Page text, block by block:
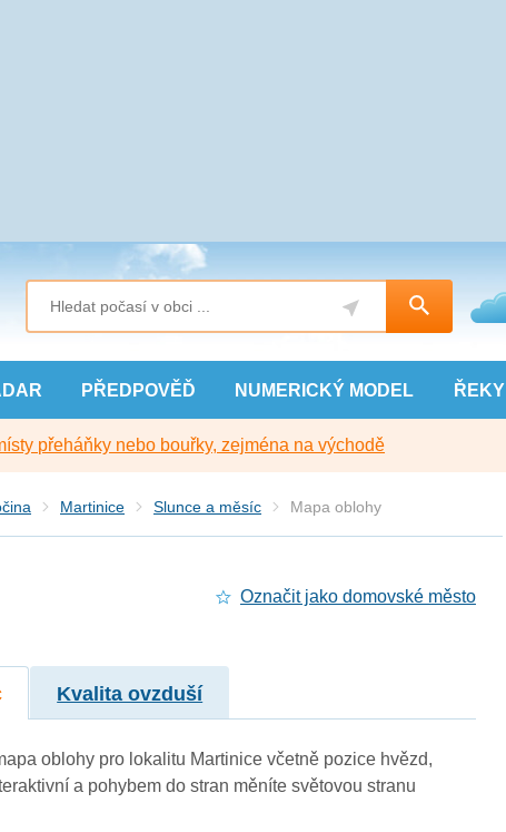
PŘEDPOVĚĎ NUMERICKÝ MODEL ŘEKY
přeháňky nebo bouřky, zejména na východě
Martinice Slunce a měsíc Mapa oblohy
Označit jako domovské město
Kvalita ovzduší
oblohy pro lokalitu Martinice včetně pozice hvězd,
a pohybem do stran měníte světovou stranu